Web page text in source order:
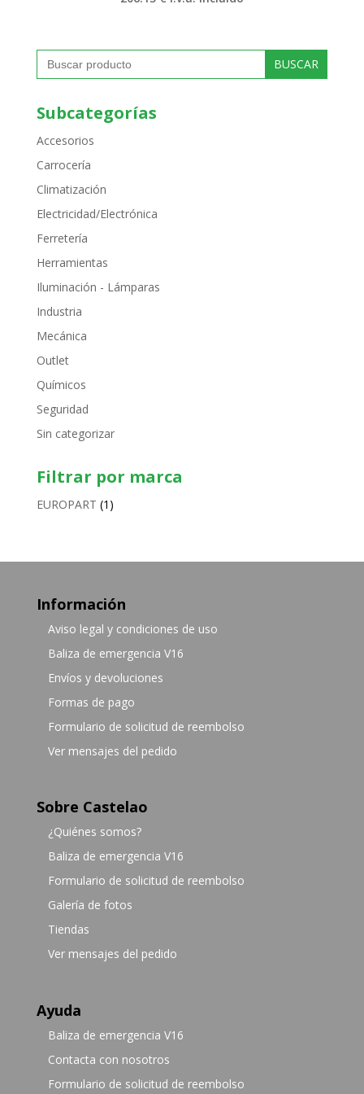
Buscar:
Subcategorías
Accesorios
Carrocería
Climatización
Electricidad/Electrónica
Ferretería
Herramientas
Iluminación - Lámparas
Industria
Mecánica
Outlet
Químicos
Seguridad
Sin categorizar
Filtrar por marca
EUROPART (1)
Información
Aviso legal y condiciones de uso
Baliza de emergencia V16
Envíos y devoluciones
Formas de pago
Formulario de solicitud de reembolso
Ver mensajes del pedido
Sobre Castelao
¿Quiénes somos?
Baliza de emergencia V16
Formulario de solicitud de reembolso
Galería de fotos
Tiendas
Ver mensajes del pedido
Ayuda
Baliza de emergencia V16
Contacta con nosotros
Formulario de solicitud de reembolso